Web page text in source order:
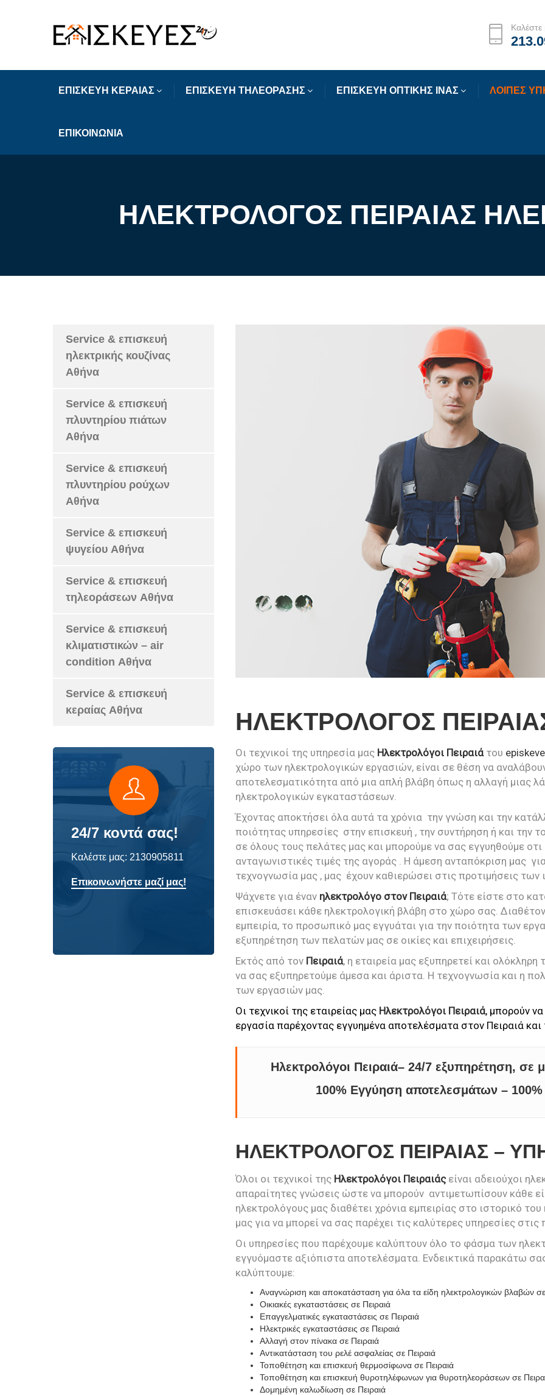
ΕΠΙΣΚΕΥΗ ΚΕΡΑΙΑΣ ΕΠΙΣΚΕΥΗ ΤΗΛΕΟΡΑΣΗΣ ΕΠΙΣΚΕΥΗ ΟΠΤΙΚΗΣ ΙΝΑΣ ΛΟΙΠΕΣ
ΕΠΙΚΟΙΝΩΝΙΑ
ΗΛΕΚΤΡΟΛΟΓΟΣ ΠΕΙΡΑΙΑΣ
Service & επισκευή
ηλεκτρικής κουζίνας
Αθήνα
Service & επισκευή
πλυντηρίου πιάτων
Αθήνα
Service & επισκευή
πλυντηρίου ρούχων
Αθήνα
Service & επισκευή
ψυγείου Αθήνα
Service & επισκευή
τηλεοράσεων Αθήνα
Service & επισκευή
κλιματιστικών – air
condition Αθήνα
Service & επισκευή
κεραίας Αθήνα
24/7 κοντά σας!
Καλέστε μας: 2130905811
Επικοινωνήστε μαζί μας!
ΗΛΕΚΤΡΟΛΟΓΟΣ
Οι τεχνικοί της υπηρεσία μας Ηλεκτρολόγοι Πειραιά του
χώρο των ηλεκτρολογικών εργασιών, είναι σε θέση να
αποτελεσματικότητα από μια απλή βλάβη όπως η αλλαγή μιας
ηλεκτρολογικών εγκαταστάσεων.
Έχοντας αποκτήσει όλα αυτά τα χρόνια την γνώση και την
ποιότητας υπηρεσίες στην επισκευή , την συντήρηση ή και
σε όλους τους πελάτες μας και μπορούμε να σας εγγυηθούμε
ανταγωνιστικές τιμές της αγοράς . Η άμεση ανταπόκριση μας
τεχνογνωσία μας , μας έχουν καθιερώσει στις προτιμήσεις
Ψάχνετε για έναν ηλεκτρολόγο στον Πειραιά; Τότε είστε στο
επισκευάσει κάθε ηλεκτρολογική βλάβη στο χώρο σας.
εμπειρία, το προσωπικό μας εγγυάται για την ποιότητα των
εξυπηρέτηση των πελατών μας σε οικίες και επιχειρήσεις.
Εκτός από τον Πειραιά, η εταιρεία μας εξυπηρετεί και ολόκληρη
να σας εξυπηρετούμε άμεσα και άριστα. Η τεχνογνωσία και η
των εργασιών μας.
Οι τεχνικοί της εταιρείας μας Ηλεκτρολόγοι Πειραιά, μπορούν
εργασία παρέχοντας εγγυημένα αποτελέσματα στον Πειραιά και
Ηλεκτρολόγοι Πειραιά– 24/7 εξυπηρέτηση, σε
100% Εγγύηση αποτελεσμάτων – 100%
ΗΛΕΚΤΡΟΛΟΓΟΣ ΠΕΙΡΑΙΑΣ –
Όλοι οι τεχνικοί της Ηλεκτρολόγοι Πειραιάς είναι αδειούχοι
απαραίτητες γνώσεις ώστε να μπορούν αντιμετωπίσουν κάθε
ηλεκτρολόγους μας διαθέτει χρόνια εμπειρίας στο ιστορικό
μας για να μπορεί να σας παρέχει τις καλύτερες υπηρεσίες στις
Οι υπηρεσίες που παρέχουμε καλύπτουν όλο το φάσμα των
εγγυόμαστε αξιόπιστα αποτελέσματα. Ενδεικτικά παρακάτω
καλύπτουμε:
Αναγνώριση και αποκατάσταση για όλα τα είδη ηλεκτρολογικών βλαβών σε
Οικιακές εγκαταστάσεις σε Πειραιά
Επαγγελματικές εγκαταστάσεις σε Πειραιά
Ηλεκτρικές εγκαταστάσεις σε Πειραιά
Αλλαγή στον πίνακα σε Πειραιά
Αντικατάσταση του ρελέ ασφαλείας σε Πειραιά
Τοποθέτηση και επισκευή θερμοσίφωνα σε Πειραιά
Τοποθέτηση και επισκευή θυροτηλέφωνων για θυροτηλεοράσεων σε
Δομημένη καλωδίωση σε Πειραιά